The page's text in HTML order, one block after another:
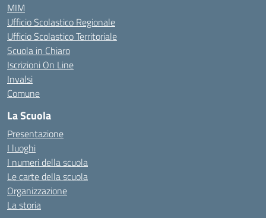
MIM
Ufficio Scolastico Regionale
Ufficio Scolastico Territoriale
Scuola in Chiaro
Iscrizioni On Line
Invalsi
Comune
La Scuola
Presentazione
I luoghi
I numeri della scuola
Le carte della scuola
Organizzazione
La storia